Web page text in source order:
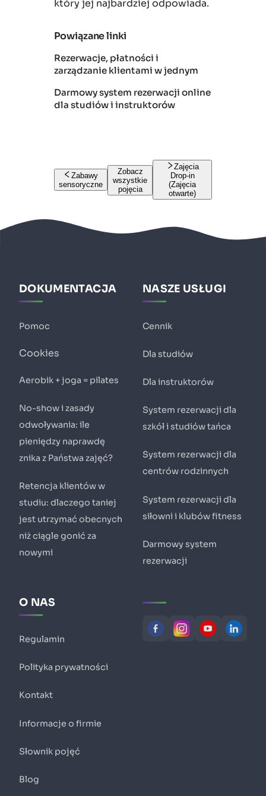
który jej najbardziej odpowiada.
Powiązane linki
Rezerwacje, płatności i
zarządzanie klientami w jednym
Darmowy system rezerwacji online
dla studiów i instruktorów
Zabawy
sensoryczne
Zobacz
wszystkie
pojęcia
Zajęcia
Drop-in
(Zajęcia
otwarte)
DOKUMENTACJA
Pomoc
Cookies
Aerobik + joga = pilates
No-show i zasady
odwoływania: ile
pieniędzy naprawdę
znika z Państwa zajęć?
Retencja klientów w
studiu: dlaczego taniej
jest utrzymać obecnych
niż ciągle gonić za
nowymi
NASZE USŁUGI
Cennik
Dla studiów
Dla instruktorów
System rezerwacji dla
szkół i studiów tańca
System rezerwacji dla
centrów rodzinnych
System rezerwacji dla
siłowni i klubów fitness
Darmowy system
rezerwacji
O NAS
Regulamin
Polityka prywatności
Kontakt
Informacje o firmie
Słownik pojęć
Blog